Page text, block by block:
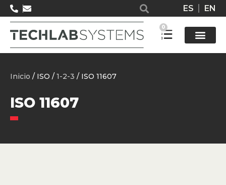
ES EN
0
Inicio / ISO / 1-2-3 / ISO 11607
ISO 11607